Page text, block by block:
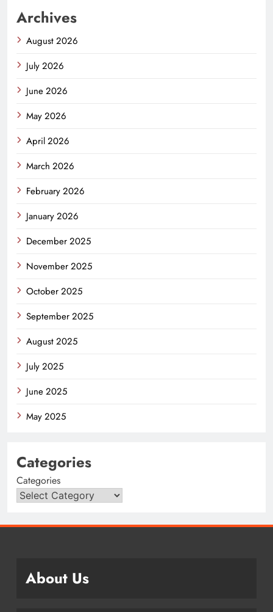
Archives
August 2026
July 2026
June 2026
May 2026
April 2026
March 2026
February 2026
January 2026
December 2025
November 2025
October 2025
September 2025
August 2025
July 2025
June 2025
May 2025
Categories
Categories
About Us